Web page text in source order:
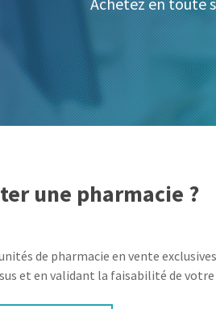
une pharmacie ?
de pharmacie en vente
et en validant la faisabilité de